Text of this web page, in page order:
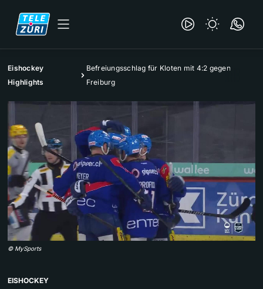
Eishockey
Highlights
Befreiungsschlag für Kloten mit 4:2 gegen
Freiburg
© MySports
EISHOCKEY